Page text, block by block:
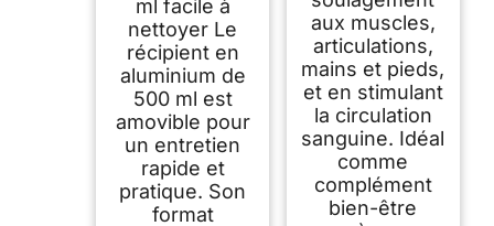
ml facile à
nettoyer Le
récipient en
aluminium de
500 ml est
amovible pour
un entretien
rapide et
pratique. Son
format
aux muscles,
articulations,
mains et pieds,
et en stimulant
la circulation
sanguine. Idéal
comme
complément
bien-être